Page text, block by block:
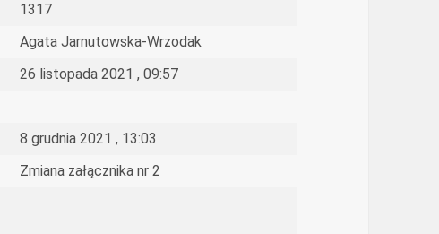
1317
Agata Jarnutowska-Wrzodak
26 listopada 2021 , 09:57
8 grudnia 2021 , 13:03
Zmiana załącznika nr 2